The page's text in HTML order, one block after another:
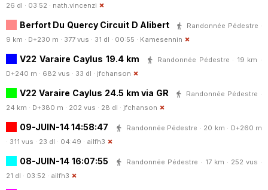
26 dl · 03:52 · nath.vincenzi
Berfort Du Quercy Circuit D Alibert
Randonnée Pédestre ·
9 km · D+230 m · 377 vus · 31 dl · 00:55 · Kamesennin
V22 Varaire Caylus 19.4 km
Randonnée Pédestre · 19 km ·
D+240 m · 682 vus · 33 dl · jfchanson
V22 Varaire Caylus 24.5 km via GR
Randonnée Pédestre ·
24 km · D+380 m · 202 vus · 28 dl · jfchanson
09-JUIN-14 14:58:47
Randonnée Pédestre · 20 km · D+260 m
· 311 vus · 23 dl · 04:49 · ailfh3
08-JUIN-14 16:07:55
Randonnée Pédestre · 17 km · 252 vus ·
21 dl · 03:52 · ailfh3